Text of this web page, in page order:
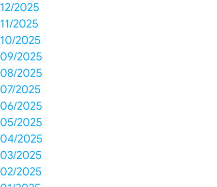
12/2025
11/2025
10/2025
09/2025
08/2025
07/2025
06/2025
05/2025
04/2025
03/2025
02/2025